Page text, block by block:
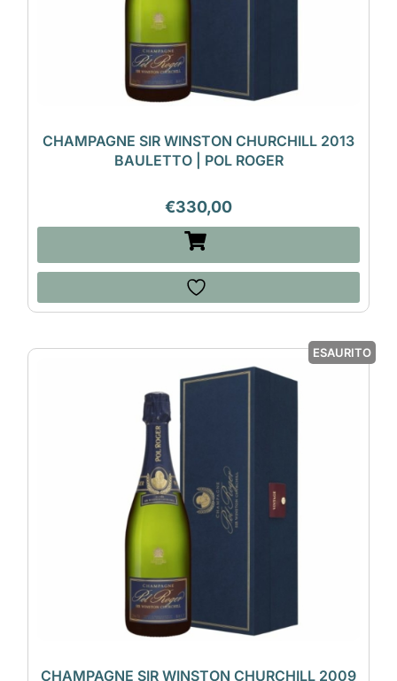
CHAMPAGNE SIR WINSTON CHURCHILL 2013
BAULETTO | POL ROGER
€330,00
ESAURITO
CHAMPAGNE SIR WINSTON CHURCHILL 2009